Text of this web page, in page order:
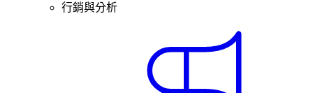
行銷與分析